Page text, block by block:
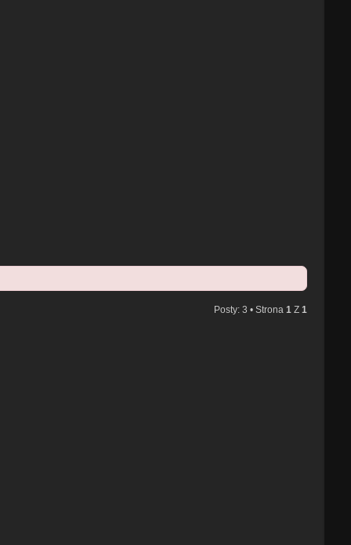
Posty: 3 • Strona1 Z1